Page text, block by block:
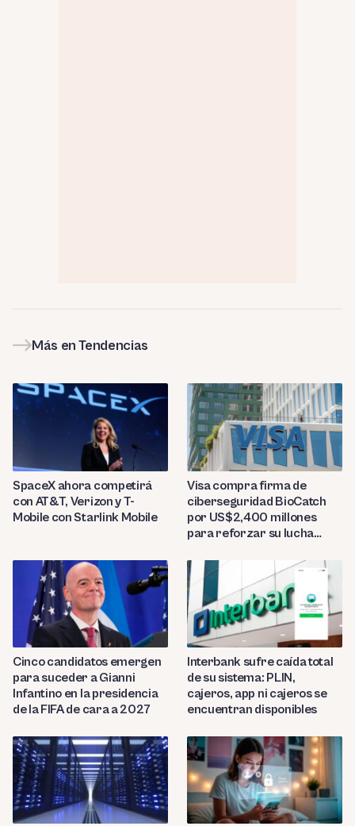
Más en Tendencias
SpaceX ahora competirá
con AT&T, Verizon y T-
Mobile con Starlink Mobile
Visa compra firma de
ciberseguridad BioCatch
por US$2,400 millones
para reforzar su lucha
Cinco candidatos emergen
para suceder a Gianni
Infantino en la presidencia
de la FIFA de cara a 2027
Interbank sufre caída total
de su sistema: PLIN,
cajeros, app ni cajeros se
encuentran disponibles